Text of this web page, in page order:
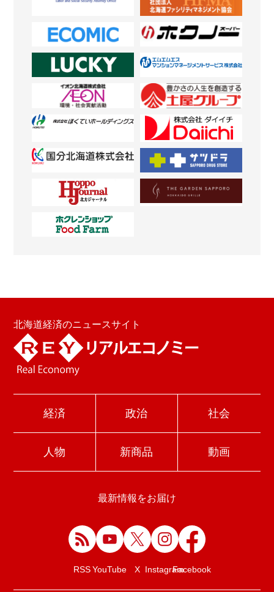
北海道経済のニュースサイト
経済 政治 社会
人物 新商品 動画
最新情報をお届け
RSSYouTube X InstagramFacebook